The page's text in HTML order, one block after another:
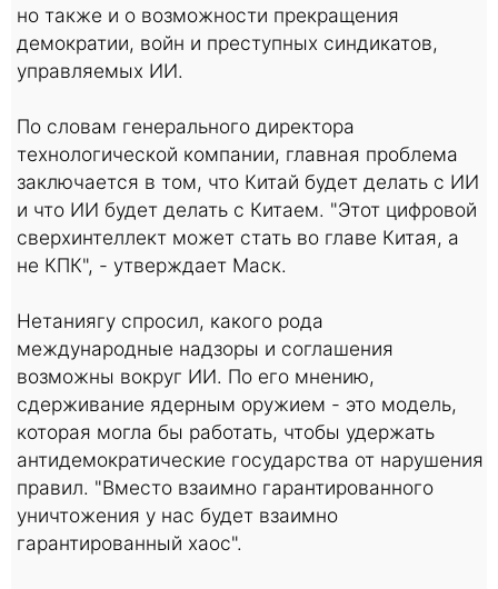
но также и о возможности прекращения
демократии, войн и преступных синдикатов,
управляемых ИИ.
По словам генерального директора
технологической компании, главная проблема
заключается в том, что Китай будет делать с ИИ
и что ИИ будет делать с Китаем. "Этот цифровой
сверхинтеллект может стать во главе Китая, а
не КПК", - утверждает Маск.
Нетаниягу спросил, какого рода
международные надзоры и соглашения
возможны вокруг ИИ. По его мнению,
сдерживание ядерным оружием - это модель,
которая могла бы работать, чтобы удержать
антидемократические государства от нарушения
правил. "Вместо взаимно гарантированного
уничтожения у нас будет взаимно
гарантированный хаос".